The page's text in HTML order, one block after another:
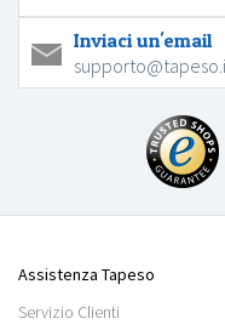
Inviaci un'email
Assistenza Tapeso
Servizio Clienti